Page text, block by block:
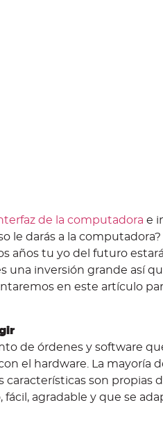
de la computadora e
le darás a la
años tu yo del futuro
una inversión grande así
en este artículo
de órdenes y software
el hardware. La mayoría
son propias
agradable y que se